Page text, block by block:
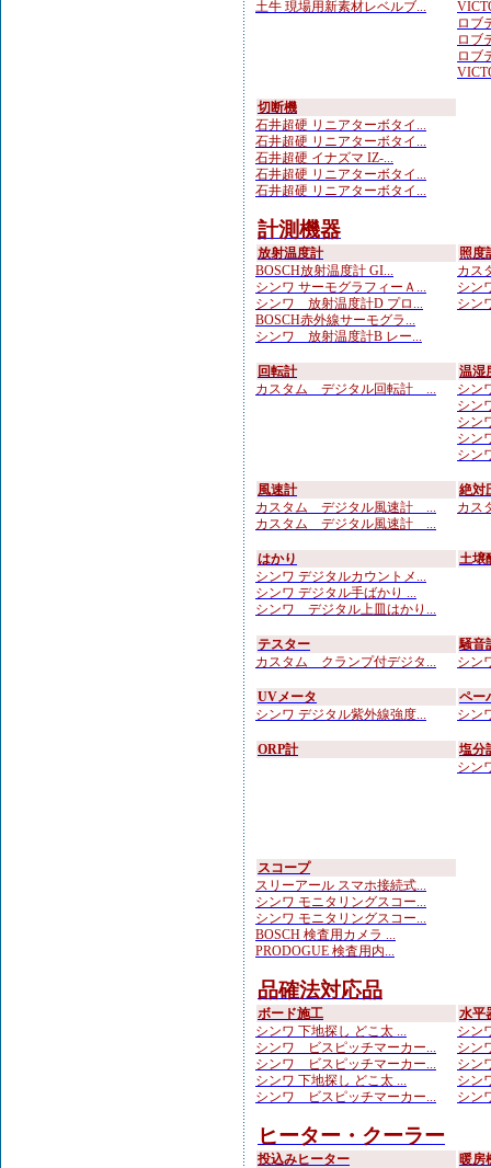
土牛 現場用新素材レベルブ...
ロブ
ロブ
ロブ
切断機
石井超硬 リニアターボタイ...
石井超硬 リニアターボタイ...
石井超硬 イナズマ IZ-...
石井超硬 リニアターボタイ...
石井超硬 リニアターボタイ...
計測機器
放射温度計
BOSCH放射温度計 GI...
シンワ サーモグラフィーＡ...
シンワ 放射温度計D プロ...
BOSCH赤外線サーモグラ...
シンワ 放射温度計B レー...
照度
カス
シン
シン
回転計
カスタム デジタル回転計 ...
温湿
シン
シン
シン
シン
シン
風速計
カスタム デジタル風速計 ...
カスタム デジタル風速計 ...
絶対
カス
はかり
シンワ デジタルカウントメ...
シンワ デジタル手ばかり ...
シンワ デジタル上皿はかり...
土壌
テスター
カスタム クランプ付デジタ...
騒音
シン
UVメータ
シンワ デジタル紫外線強度...
ペー
シン
ORP計
塩分
シン
スコープ
スリーアール スマホ接続式...
シンワ モニタリングスコー...
シンワ モニタリングスコー...
BOSCH 検査用カメラ ...
PRODOGUE 検査用内...
品確法対応品
ボード施工
シンワ 下地探し どこ太 ...
シンワ ビスピッチマーカー...
シンワ ビスピッチマーカー...
シンワ 下地探し どこ太 ...
シンワ ビスピッチマーカー...
水平
シン
シン
シン
シン
シン
ヒーター・クーラー
投込みヒーター
暖房